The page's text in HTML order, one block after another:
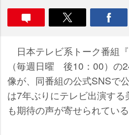
日本テレビ系トーク番組『
（毎週日曜 後10：00）の
像が、同番組の公式SNSで
は7年ぶりにテレビ出演する
も期待の声が寄せられている